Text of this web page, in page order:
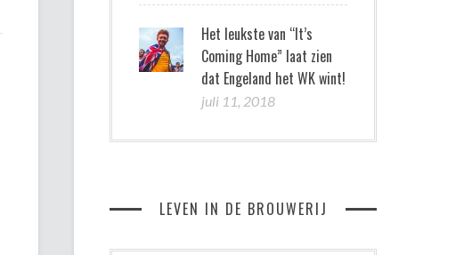
Het leukste van “It’s
Coming Home” laat zien
dat Engeland het WK wint!
juli 11, 2018
LEVEN IN DE BROUWERIJ